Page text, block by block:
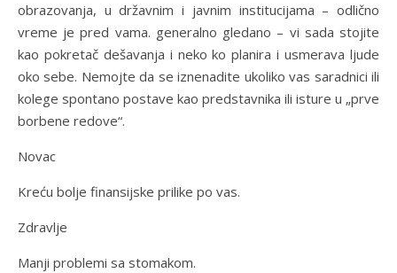
obrazovanja, u državnim i javnim institucijama – odlično
vreme je pred vama. generalno gledano – vi sada stojite
kao pokretač dešavanja i neko ko planira i usmerava ljude
oko sebe. Nemojte da se iznenadite ukoliko vas saradnici ili
kolege spontano postave kao predstavnika ili isture u „prve
borbene redove“.
Novac
Kreću bolje finansijske prilike po vas.
Zdravlje
Manji problemi sa stomakom.